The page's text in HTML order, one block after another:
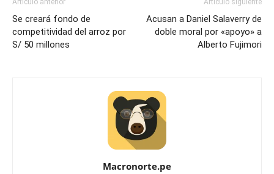
Artículo anterior
Se creará fondo de
competitividad del arroz por
S/ 50 millones
Artículo siguiente
Acusan a Daniel Salaverry de
doble moral por «apoyo» a
Alberto Fujimori
Macronorte.pe